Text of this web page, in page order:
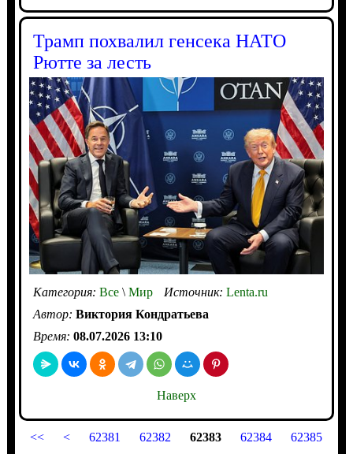
Трамп похвалил генсека НАТО
Рютте за лесть
Категория: Все\Мир Источник: Lenta.ru
Автор: Виктория Кондратьева
Время: 08.07.2026 13:10
Наверх
<< < 62381 62382 62383 62384 62385